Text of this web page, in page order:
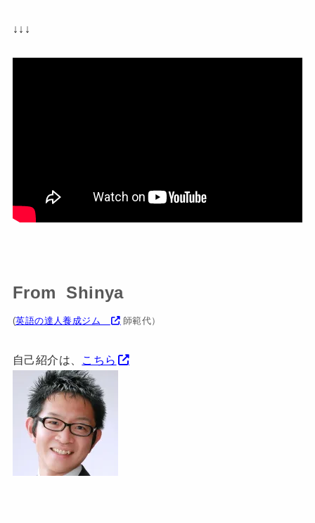
↓↓↓
From Shinya
(英語の達人養成ジム 師範代）
自己紹介は、 こちら